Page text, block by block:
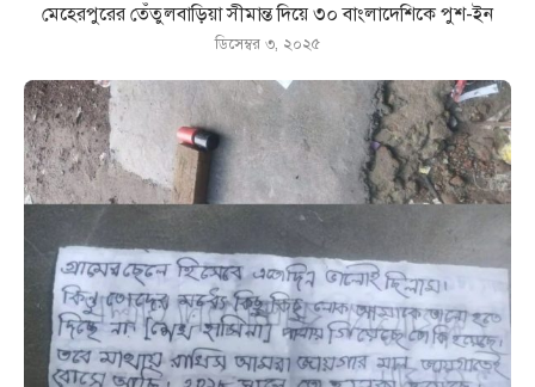
মেহেরপুরের তেঁতুলবাড়িয়া সীমান্ত দিয়ে ৩০ বাংলাদেশিকে পুশ-ইন
ডিসেম্বর ৩, ২০২৫